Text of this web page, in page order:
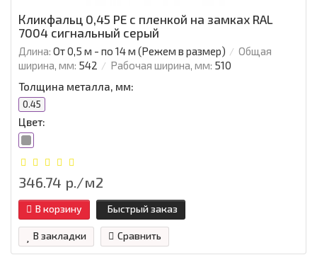
Кликфальц 0,45 PE с пленкой на замках RAL
7004 сигнальный серый
Длина: От 0,5 м - по 14 м (Режем в размер)
Общая
ширина, мм: 542 Рабочая ширина, мм: 510
Толщина металла, мм:
0.45
Цвет:
346.74 р./м2
В корзину Быстрый заказ
В закладки Сравнить